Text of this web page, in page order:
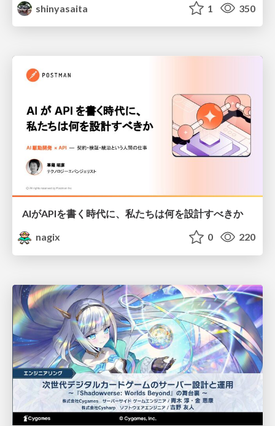
shinyasaita
1 350
AIがAPIを書く時代に、私たちは何を設計すべきか
nagix
0 220